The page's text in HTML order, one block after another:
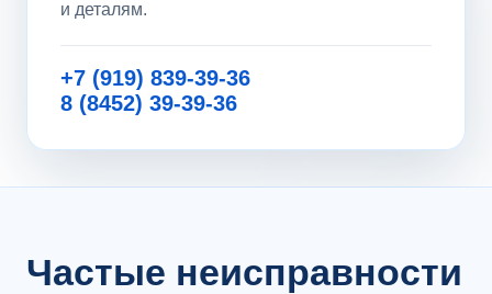
и деталям.
+7 (919) 839-39-36
8 (8452) 39-39-36
Частые неисправности